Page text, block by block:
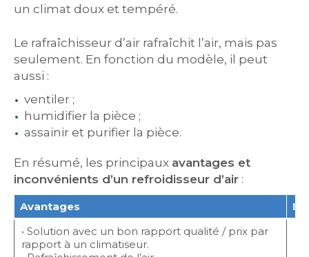
un climat doux et tempéré.
Le rafraîchisseur d’air rafraîchit l’air, mais pas
seulement. En fonction du modèle, il peut
aussi :
ventiler ;
humidifier la pièce ;
assainir et purifier la pièce.
En résumé, les principaux avantages et
inconvénients d’un refroidisseur d’air :
Avantages
• Solution avec un bon rapport qualité / prix par
rapport à un climatiseur.